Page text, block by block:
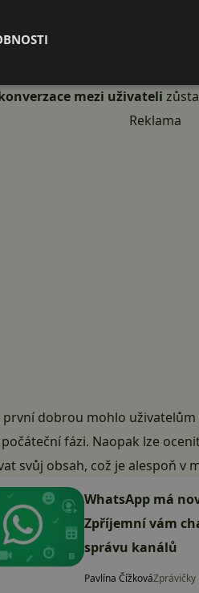
začnou objevovat
příspěvky od přátel a
mezi uživateli
Reklama
dobrou mohlo
fázi. Naopak lze
svůj obsah, což je alespoň v
WhatsApp má
Zpříjemní vám
správu kanálů
Pavlína ČížkováZprávičky